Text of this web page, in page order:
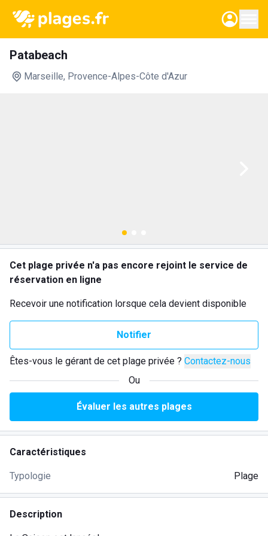
Patabeach
Marseille, Provence-Alpes-Côte d'Azur
Cet plage privée n'a pas encore rejoint le service de
réservation en ligne
Recevoir une notification lorsque cela devient disponible
Notifier
Êtes-vous le gérant de cet plage privée ? Contactez-nous
Ou
Évaluer les autres plages
Caractéristiques
Typologie Plage
Description